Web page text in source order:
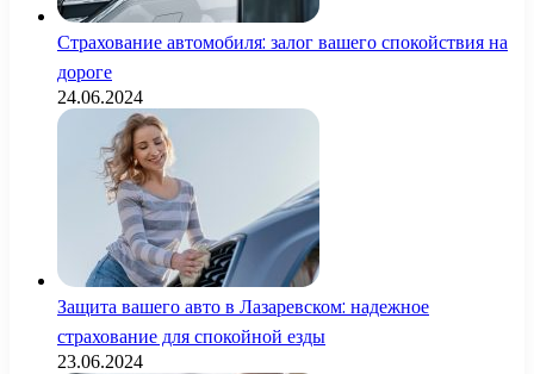
Страхование автомобиля: залог вашего спокойствия на
дороге
24.06.2024
Защита вашего авто в Лазаревском: надежное
страхование для спокойной езды
23.06.2024